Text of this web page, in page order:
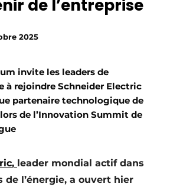
de l’entreprise
2025
invite les leaders de
à rejoindre Schneider Electric
partenaire technologique de
de l’Innovation Summit de
, leader mondial actif dans
de l’énergie, a ouvert hier